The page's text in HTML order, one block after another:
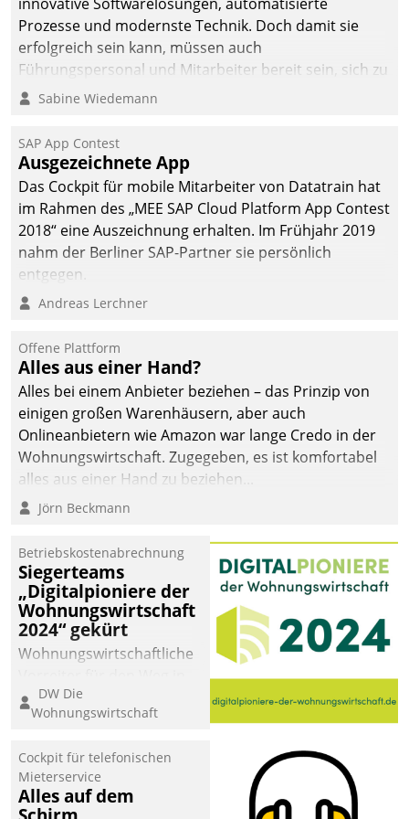
Prozesse und modernste Technik. Doch damit sie
erfolgreich sein kann, müssen auch
Führungspersonal und Mitarbeiter bereit sein, sich zu
verändern und anzupassen, sonst werden sie an ihr
Sabine Wiedemann
SAP App Contest
Ausgezeichnete App
Das Cockpit für mobile Mitarbeiter von Datatrain hat
im Rahmen des „MEE SAP Cloud Platform App Contest
2018“ eine Auszeichnung erhalten. Im Frühjahr 2019
nahm der Berliner SAP-Partner sie persönlich
entgegen.
Andreas Lerchner
Offene Plattform
Alles aus einer Hand?
Alles bei einem Anbieter beziehen – das Prinzip von
einigen großen Warenhäusern, aber auch
Onlineanbietern wie Amazon war lange Credo in der
Wohnungswirtschaft. Zugegeben, es ist komfortabel
alles aus einer Hand zu beziehen...
Jörn Beckmann
Betriebskostenabrechnung
Siegerteams
„Digitalpioniere der
Wohnungswirtschaft
2024“ gekürt
Wohnungswirtschaftliche
eine digitale Zukunft zu
finden, ist das Ziel des
der
Wohnungswirtschaft“.
Bewerben können sich
DW Die
Wohnungswirtschaft
Cockpit für telefonischen
Mieterservice
Alles auf dem